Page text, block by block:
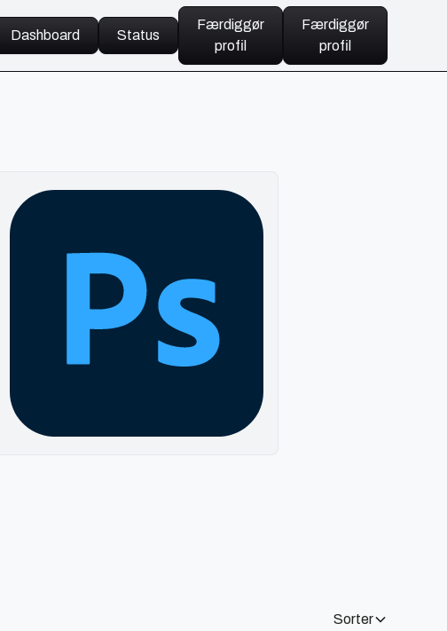
Dashboard Status
Færdiggør
profil
Færdiggør
profil
Sorter